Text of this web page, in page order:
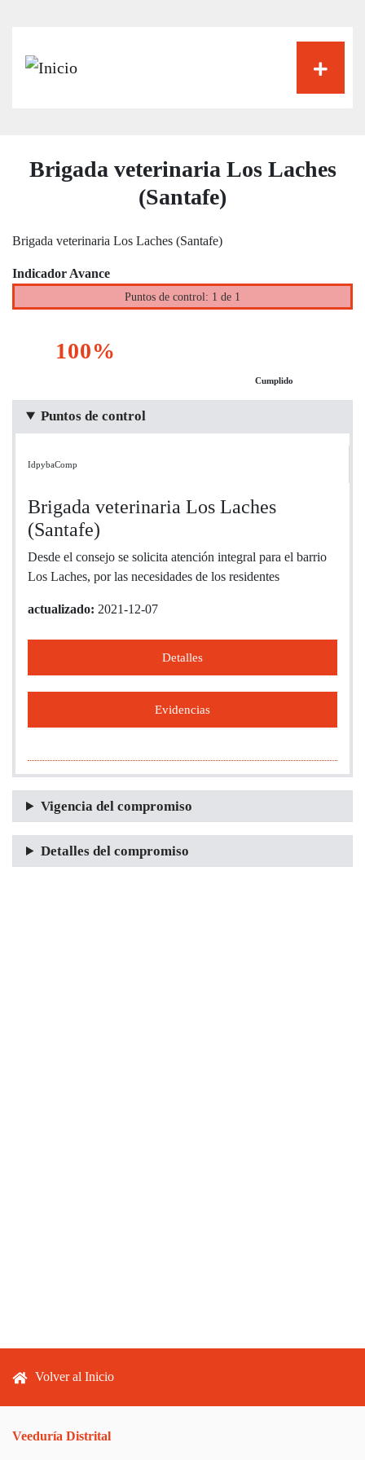
Brigada veterinaria Los Laches
(Santafe)
Brigada veterinaria Los Laches (Santafe)
Indicador Avance
Puntos de control: 1 de 1
100%
Cumplido
Puntos de control
IdpybaComp
Brigada veterinaria Los Laches
(Santafe)
Desde el consejo se solicita atención integral para el barrio
Los Laches, por las necesidades de los residentes
actualizado: 2021-12-07
Detalles
Evidencias
Vigencia del compromiso
Detalles del compromiso
Footer menu
Volver al Inicio
Veeduría Distrital